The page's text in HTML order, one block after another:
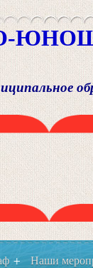
+ Наши